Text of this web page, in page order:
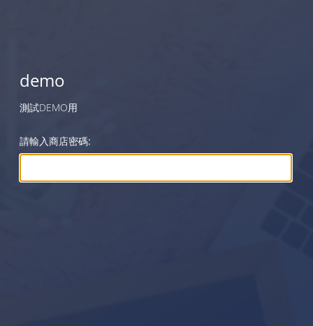
demo
測試DEMO用
請輸入商店密碼: